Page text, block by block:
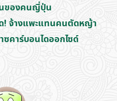
นของคนญี่ปุ่น
! จ้างแพะแทนคนตัดหญ้า
คาร์บอนไดออกไซด์